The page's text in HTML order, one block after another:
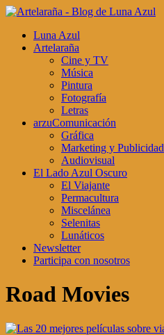
Luna Azul
Artelaraña
Cine y TV
Música
Pintura
Fotografía
Letras
arzuComunicación
Gráfica
Marketing y Publicidad
Audiovisual
El Lado Azul Oscuro
El Viajante
Permacultura
Miscelánea
Selenitas
Lunáticos
Newsletter
Participa con nosotros
Road Movies